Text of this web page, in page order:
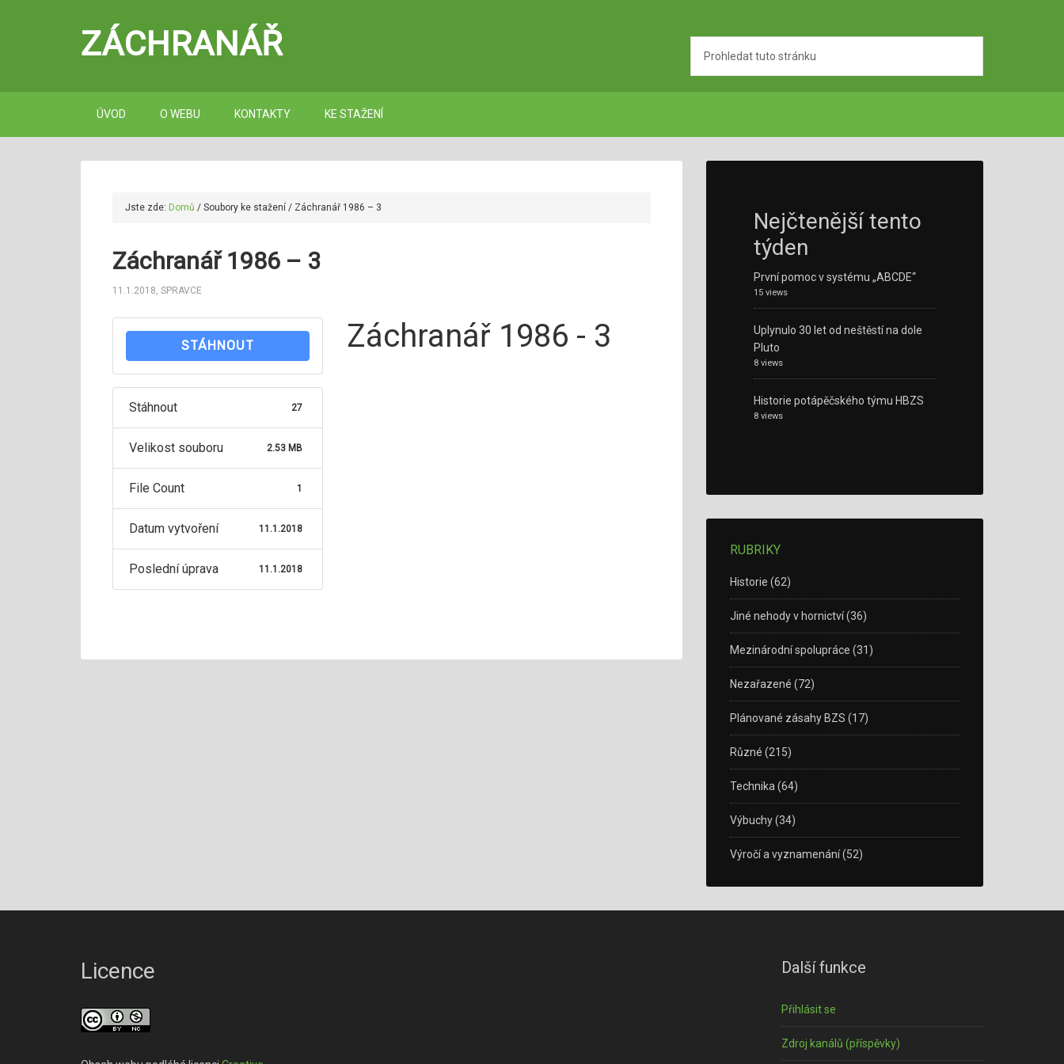
ZÁCHRANÁŘ
ÚVOD O WEBU KONTAKTY KE STAŽENÍ
Jste zde: Domů / Soubory ke stažení / Záchranář 1986 – 3
Záchranář 1986 – 3
11.1.2018, SPRAVCE
STÁHNOUT
Stáhnout 27
Velikost souboru 2.53 MB
File Count 1
Datum vytvoření 11.1.2018
Poslední úprava 11.1.2018
Záchranář 1986 - 3
Nejčtenější tento
týden
První pomoc v systému „ABCDE“
15 views
Uplynulo 30 let od neštěstí na dole
Pluto
8 views
Historie potápěčského týmu HBZS
8 views
RUBRIKY
Historie (62)
Jiné nehody v hornictví(36)
Mezinárodní spolupráce (31)
Nezařazené (72)
Plánované zásahy BZS (17)
Různé (215)
Technika (64)
Výbuchy(34)
Výročí a vyznamenání(52)
Licence Další funkce
Přihlásit se
Zdroj kanálů (příspěvky)